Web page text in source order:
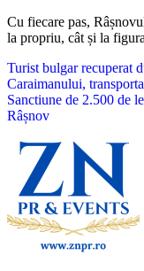
Cu fiecare pas,
la propriu, cât și la
Navigare
în
articole
Turist bulgar recuperat
Caraimanului,
Sanctiune de 2.500 de
Râșnov